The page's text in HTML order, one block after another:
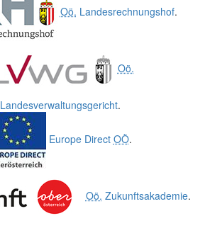
Oö. Landesrechnungshof.
Oö.
Landesverwaltungsgericht.
Europe Direct OÖ.
Oö. Zukunftsakademie.